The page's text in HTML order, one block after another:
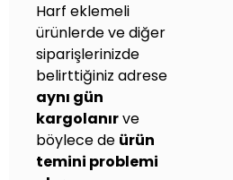
Harf eklemeli
ürünlerde ve diğer
siparişlerinizde
belirttiğiniz adrese
aynı gün
kargolanırve
böylece de ürün
temini problemi